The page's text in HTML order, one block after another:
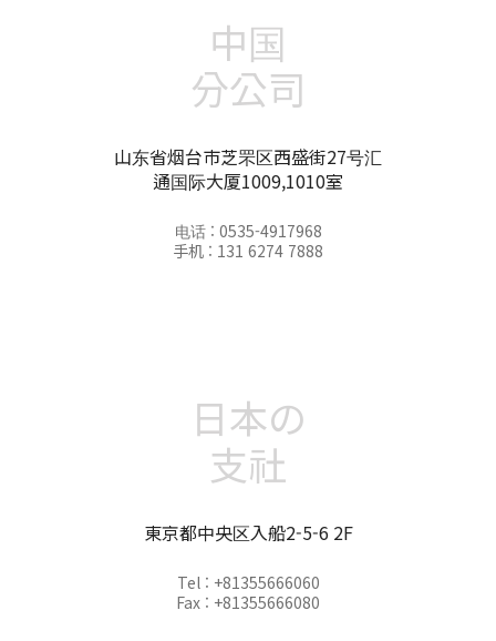
中国
分公司
山东省烟台市芝罘区西盛街27号汇
通国际大厦1009,1010室
电话 : 0535-4917968
手机 : 131 6274 7888
日本の
支社
東京都中央区入船2-5-6 2F
Tel : +81355666060
Fax : +81355666080